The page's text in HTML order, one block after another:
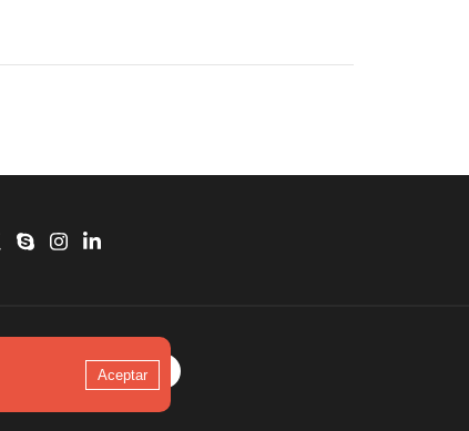
Idioma: Es
Aceptar